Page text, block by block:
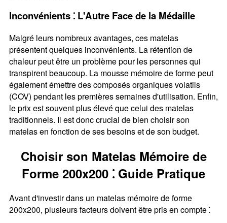
Inconvénients ⁚ L'Autre Face de la Médaille
Malgré leurs nombreux avantages, ces matelas
présentent quelques inconvénients. La rétention de
chaleur peut être un problème pour les personnes qui
transpirent beaucoup. La mousse mémoire de forme peut
également émettre des composés organiques volatils
(COV) pendant les premières semaines d'utilisation. Enfin,
le prix est souvent plus élevé que celui des matelas
traditionnels. Il est donc crucial de bien choisir son
matelas en fonction de ses besoins et de son budget.
Choisir son Matelas Mémoire de
Forme 200x200 ⁚ Guide Pratique
Avant d'investir dans un matelas mémoire de forme
200x200, plusieurs facteurs doivent être pris en compte ⁚